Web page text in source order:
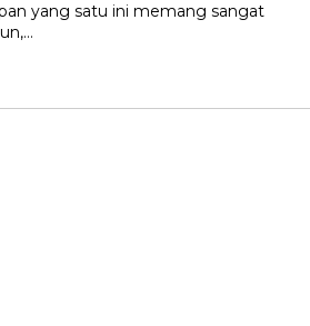
yang satu ini memang sangat